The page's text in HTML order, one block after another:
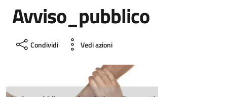
Avviso_pubblico
Condividi Vedi azioni